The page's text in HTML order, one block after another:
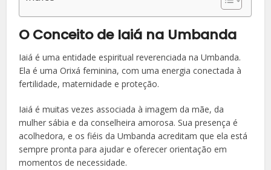
O Conceito de Iaiá na Umbanda
Iaiá é uma entidade espiritual reverenciada na Umbanda.
Ela é uma Orixá feminina, com uma energia conectada à
fertilidade, maternidade e proteção.
Iaiá é muitas vezes associada à imagem da mãe, da
mulher sábia e da conselheira amorosa. Sua presença é
acolhedora, e os fiéis da Umbanda acreditam que ela está
sempre pronta para ajudar e oferecer orientação em
momentos de necessidade.